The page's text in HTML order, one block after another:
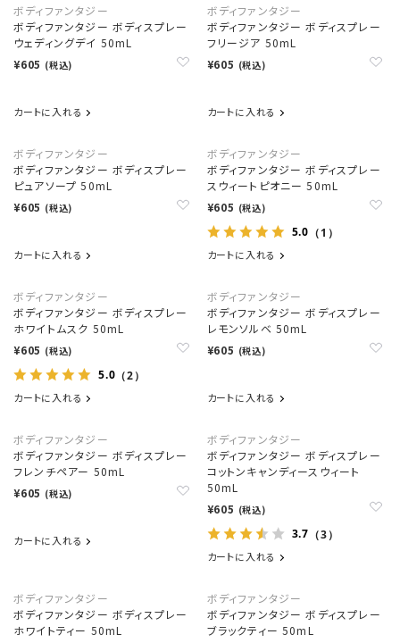
ボディファンタジー
ボディファンタジー ボディスプレー
ウェディングデイ 50mL
¥605 (税込)
カートに入れる
ボディファンタジー
ボディファンタジー ボディスプレー
フリージア 50mL
¥605 (税込)
カートに入れる
ボディファンタジー
ボディファンタジー ボディスプレー
ピュアソープ 50mL
¥605 (税込)
カートに入れる
ボディファンタジー
ボディファンタジー ボディスプレー
スウィートピオニー 50mL
¥605 (税込)
5.0 （1）
カートに入れる
ボディファンタジー
ボディファンタジー ボディスプレー
ホワイトムスク 50mL
¥605 (税込)
5.0 （2）
カートに入れる
ボディファンタジー
ボディファンタジー ボディスプレー
レモンソルベ 50mL
¥605 (税込)
カートに入れる
ボディファンタジー
ボディファンタジー ボディスプレー
フレンチペアー 50mL
¥605 (税込)
カートに入れる
ボディファンタジー
ボディファンタジー ボディスプレー
コットンキャンディースウィート
50mL
¥605 (税込)
3.7 （3）
カートに入れる
ボディファンタジー
ボディファンタジー ボディスプレー
ホワイトティー 50mL
ボディファンタジー
ボディファンタジー ボディスプレー
ブラックティー 50mL